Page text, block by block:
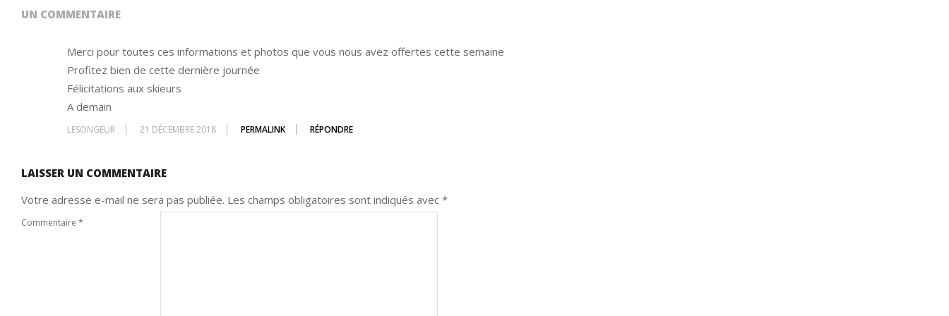
UN COMMENTAIRE
Merci pour toutes ces informations et photos que vous nous avez offertes cette semaine
Profitez bien de cette dernière journée
Félicitations aux skieurs
A demain
LESONGEUR 21 DÉCEMBRE 2018 PERMALINK RÉPONDRE
LAISSER UN COMMENTAIRE
Votre adresse e-mail ne sera pas publiée. Les champs obligatoires sont indiqués avec *
Commentaire *